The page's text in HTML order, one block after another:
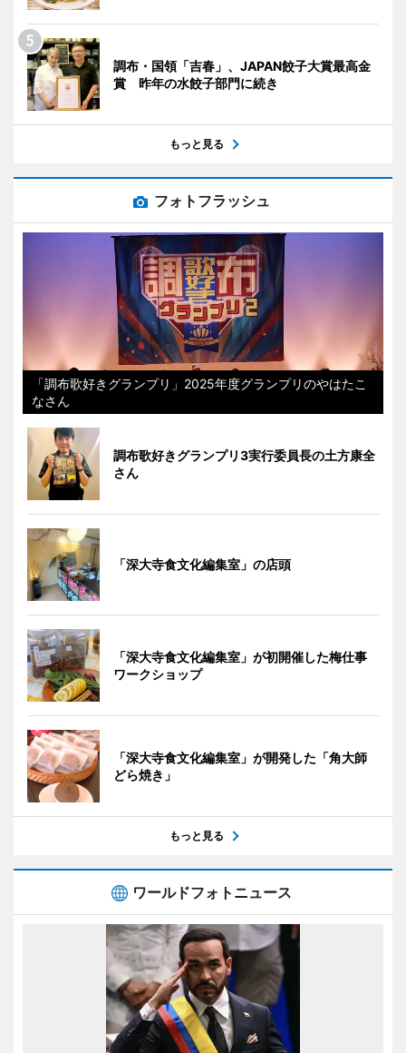
調布・国領「吉春」、JAPAN餃子大賞最高金
賞 昨年の水餃子部門に続き
もっと見る
フォトフラッシュ
「調布歌好きグランプリ」2025年度グランプリのやはたこ
なさん
調布歌好きグランプリ3実行委員長の土方康全
さん
「深大寺食文化編集室」の店頭
「深大寺食文化編集室」が初開催した梅仕事
ワークショップ
「深大寺食文化編集室」が開発した「角大師
どら焼き」
もっと見る
ワールドフォトニュース